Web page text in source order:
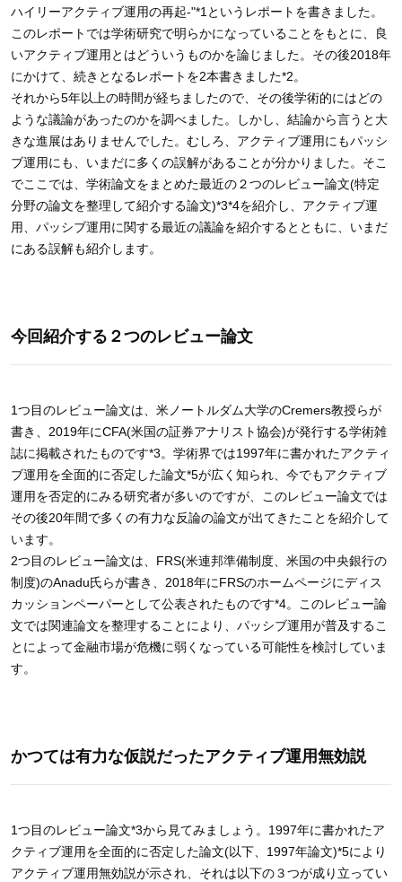
SPARX Asia Investment Advisors Limited
公式X
スパークス投信チャンネル
ハイリーアクティブ運用の再起-"*1というレポートを書きました。
このレポートでは学術研究で明らかになっていることをもとに、良
いアクティブ運用とはどういうものかを論じました。その後2018年
にかけて、続きとなるレポートを2本書きました*2。
それから5年以上の時間が経ちましたので、その後学術的にはどの
ような議論があったのかを調べました。しかし、結論から言うと大
きな進展はありませんでした。むしろ、アクティブ運用にもパッシ
ブ運用にも、いまだに多くの誤解があることが分かりました。そこ
でここでは、学術論文をまとめた最近の２つのレビュー論文(特定
分野の論文を整理して紹介する論文)*3*4を紹介し、アクティブ運
用、パッシブ運用に関する最近の議論を紹介するとともに、いまだ
にある誤解も紹介します。
今回紹介する２つのレビュー論文
1つ目のレビュー論文は、米ノートルダム大学のCremers教授らが
書き、2019年にCFA(米国の証券アナリスト協会)が発行する学術雑
誌に掲載されたものです*3。学術界では1997年に書かれたアクティ
ブ運用を全面的に否定した論文*5が広く知られ、今でもアクティブ
運用を否定的にみる研究者が多いのですが、このレビュー論文では
その後20年間で多くの有力な反論の論文が出てきたことを紹介して
います。
2つ目のレビュー論文は、FRS(米連邦準備制度、米国の中央銀行の
制度)のAnadu氏らが書き、2018年にFRSのホームページにディス
カッションペーパーとして公表されたものです*4。このレビュー論
文では関連論文を整理することにより、パッシブ運用が普及するこ
とによって金融市場が危機に弱くなっている可能性を検討していま
す。
かつては有力な仮説だったアクティブ運用無効説
1つ目のレビュー論文*3から見てみましょう。1997年に書かれたア
クティブ運用を全面的に否定した論文(以下、1997年論文)*5により
アクティブ運用無効説が示され、それは以下の３つが成り立ってい